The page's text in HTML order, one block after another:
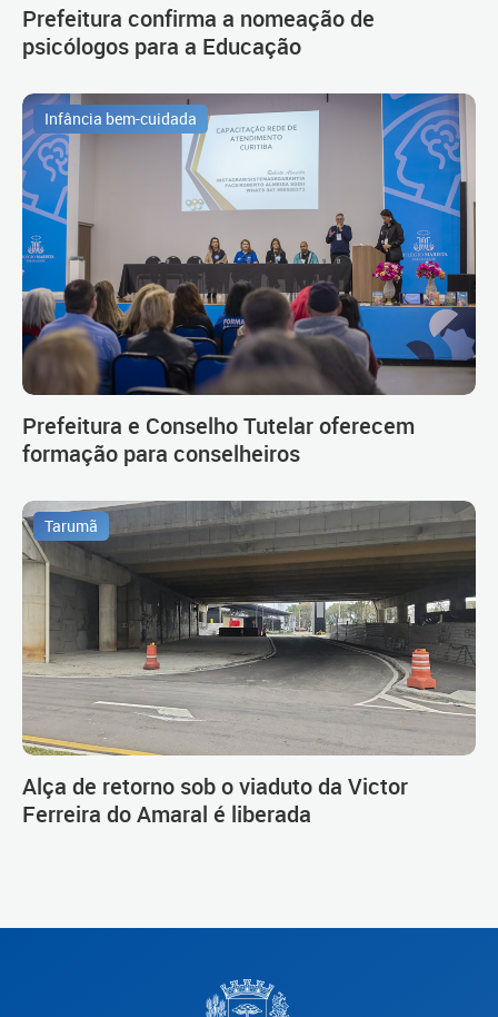
Prefeitura confirma a nomeação de
psicólogos para a Educação
Infância bem-cuidada
Prefeitura e Conselho Tutelar oferecem
formação para conselheiros
Tarumã
Alça de retorno sob o viaduto da Victor
Ferreira do Amaral é liberada